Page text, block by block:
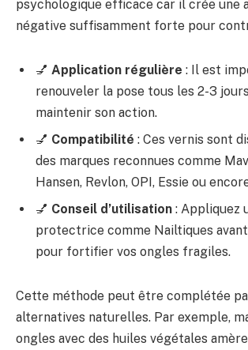
psychologique efficace car il crée une
négative suffisamment forte pour
💅 Application régulière : Il est
renouveler la pose tous les 2-3
maintenir son action.
💅 Compatibilité : Ces vernis sont
des marques reconnues comme
Hansen, Revlon, OPI, Essie ou
💅 Conseil d’utilisation : Appliquez
protectrice comme Nailtiques
pour fortifier vos ongles fragiles.
Cette méthode peut être complétée
alternatives naturelles. Par exemple,
ongles avec des huiles végétales